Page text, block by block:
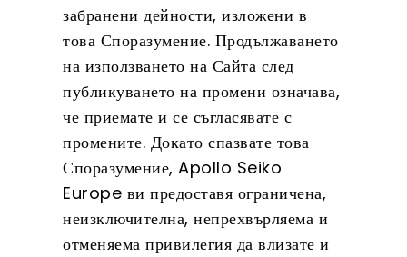
забранени дейности, изложени в
това Споразумение. Продължаването
на използването на Сайта след
публикуването на промени означава,
че приемате и се съгласявате с
промените. Докато спазвате това
Споразумение, Apollo Seiko
Europe ви предоставя ограничена,
неизключителна, непрехвърляема и
отменяема привилегия да влизате и